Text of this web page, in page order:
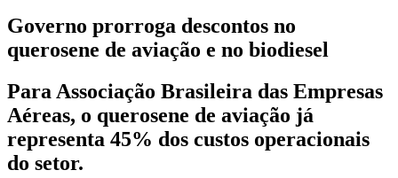
Governo prorroga descontos no
querosene de aviação e no biodiesel
Para Associação Brasileira das Empresas
Aéreas, o querosene de aviação já
representa 45% dos custos operacionais
do setor.